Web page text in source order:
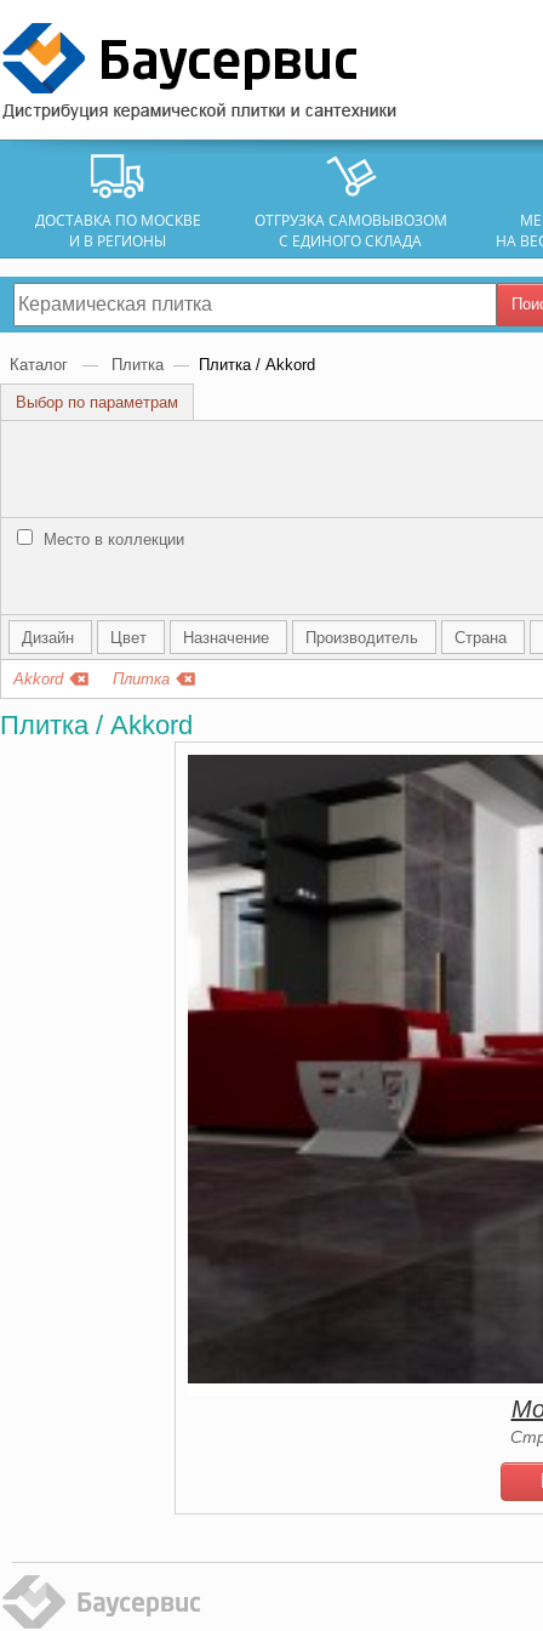
ДОСТАВКА ПО МОСКВЕ
И В РЕГИОНЫ
ОТГРУЗКА САМОВЫВОЗОМ
С ЕДИНОГО СКЛАДА
НА
Каталог — Плитка — Плитка / Akkord
Выбор по параметрам
Место в коллекции
Дизайн Цвет Назначение Производитель Страна
Akkord Плитка
Плитка / Akkord